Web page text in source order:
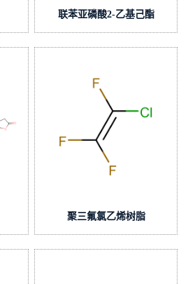
联苯亚磷酸2-乙基己酯
聚三氟氯乙烯树脂